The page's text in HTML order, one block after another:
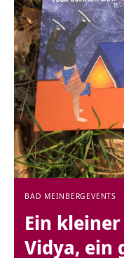
BAD MEINBERG EVENTS
Ein
Vidya, ein